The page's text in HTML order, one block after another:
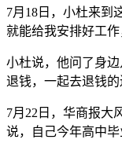
7月18日，小杜来到
就能给我安排好工
小杜说，他问了身
退钱，一起去退钱
7月22日，华商报大
说，自己今年高中